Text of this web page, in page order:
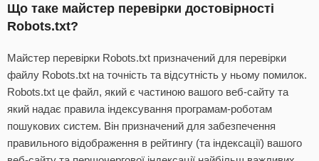
Що таке майстер перевірки достовірності
Robots.txt?
Майстер перевірки Robots.txt призначений для перевірки
файлу Robots.txt на точність та відсутність у ньому помилок.
Robots.txt це файл, який є частиною вашого веб-сайту та
який надає правила індексування програмам-роботам
пошукових систем. Він призначений для забезпечення
правильного відображення в рейтингу (та індексації) вашого